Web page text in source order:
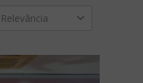
Relevância